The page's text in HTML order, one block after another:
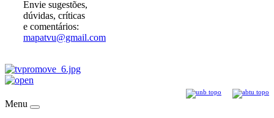
Envie sugestões,
dúvidas, críticas
e comentários:
mapatvu@gmail.com
Menu